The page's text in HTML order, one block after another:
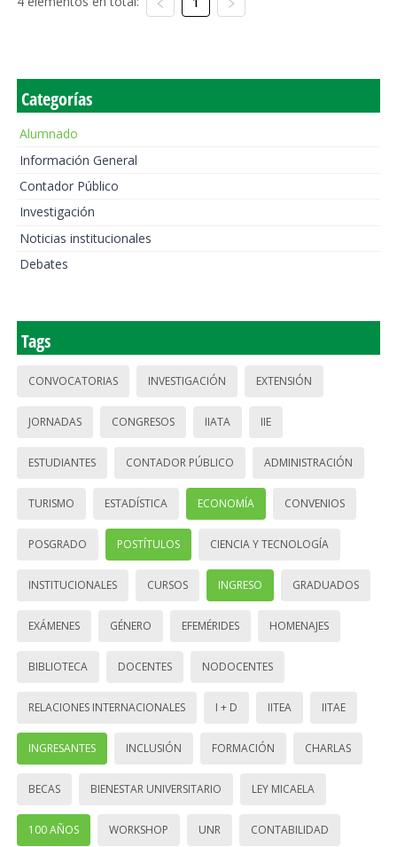
Categorías
Alumnado
Información General
Contador Público
Investigación
Noticias institucionales
Debates
Tags
CONVOCATORIAS INVESTIGACIÓN EXTENSIÓN
JORNADAS CONGRESOS IIATA IIE
ESTUDIANTES CONTADOR PÚBLICO ADMINISTRACIÓN
TURISMO ESTADÍSTICA ECONOMÍA CONVENIOS
POSGRADO POSTÍTULOS CIENCIA Y TECNOLOGÍA
INSTITUCIONALES CURSOS INGRESO GRADUADOS
EXÁMENES GÉNERO EFEMÉRIDES HOMENAJES
BIBLIOTECA DOCENTES NODOCENTES
RELACIONES INTERNACIONALES I + D IITEA IITAE
INGRESANTES INCLUSIÓN FORMACIÓN CHARLAS
BECAS BIENESTAR UNIVERSITARIO LEY MICAELA
100 AÑOS WORKSHOP UNR CONTABILIDAD